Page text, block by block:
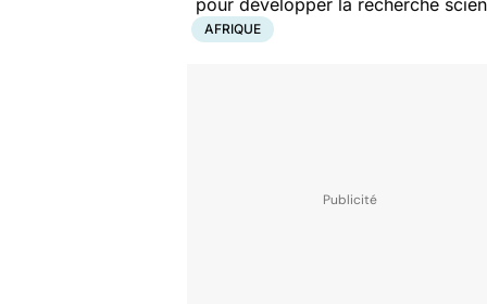
pour développer la recherche
AFRIQUE